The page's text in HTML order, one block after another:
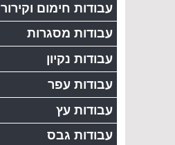
עבודות חימום וקירור
עבודות מסגרות
עבודות נקיון
עבודות עפר
עבודות עץ
עבודות גבס